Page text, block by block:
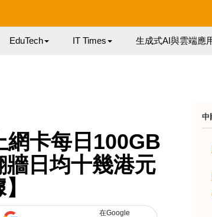
EduTech IT Times 生成式AI與雲端應
網卡每日100GB
日均十幾港元
在Google
中